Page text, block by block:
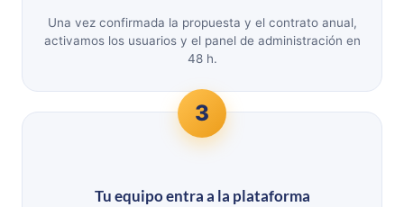
Una vez confirmada la propuesta y el contrato anual,
activamos los usuarios y el panel de administración en
48 h.
3
Tu equipo entra a la plataforma